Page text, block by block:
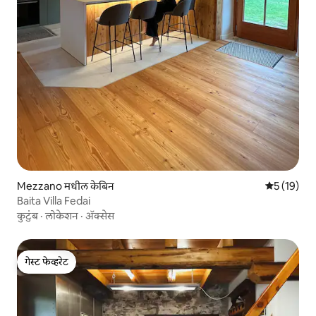
Mezzano मधील केबिन 5 पैकी 5
5 (19)
Baita Villa Fedai
कुटुंब·लोकेशन · ॲक्सेस
गेस्ट फेव्हरेट
गेस्ट फेव्हरेट